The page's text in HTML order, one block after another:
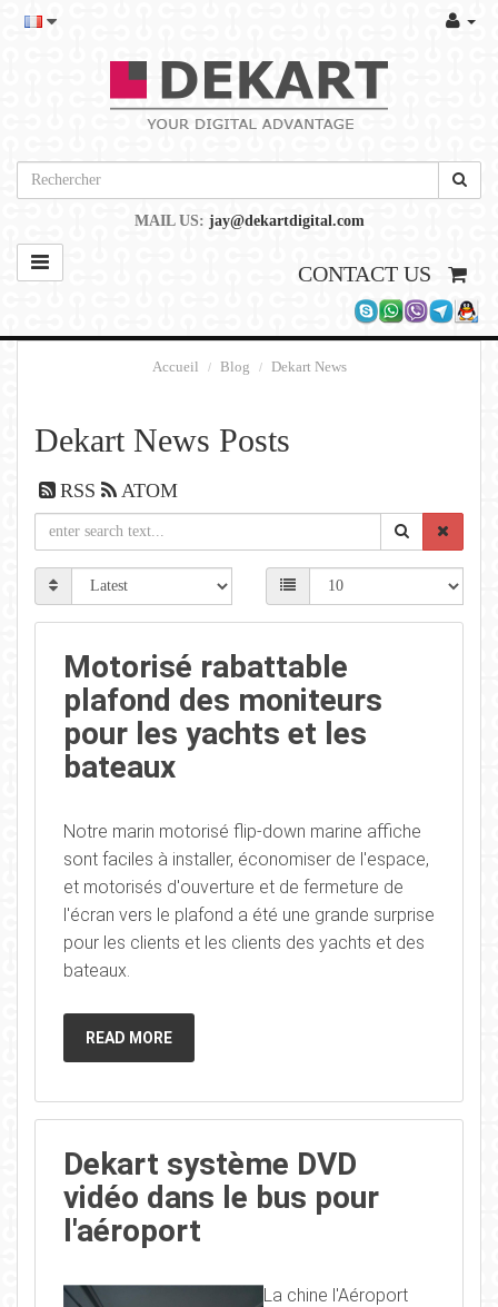
MAIL US: jay@dekartdigital.com
CONTACT US
Accueil Blog Dekart News
Dekart News Posts
RSS ATOM
Motorisé rabattable
plafond des moniteurs
pour les yachts et les
bateaux
Notre marin motorisé flip-down marine affiche
sont faciles à installer, économiser de l'espace,
et motorisés d'ouverture et de fermeture de
l'écran vers le plafond a été une grande surprise
pour les clients et les clients des yachts et des
bateaux.
READ MORE
Dekart système DVD
vidéo dans le bus pour
l'aéroport
La chine l'Aéroport